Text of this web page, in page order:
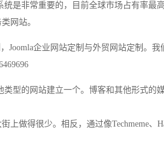
非常重要的，目前全球市场占有率最
网站。
Joomla企业网站定制与外贸网站定制。
的网站建立一个。博客和其他形式的
做得很少。相反，通过像Techmeme、